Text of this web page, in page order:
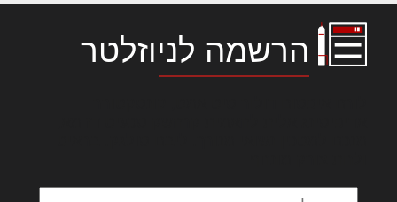
הרשמה לניוזלטר